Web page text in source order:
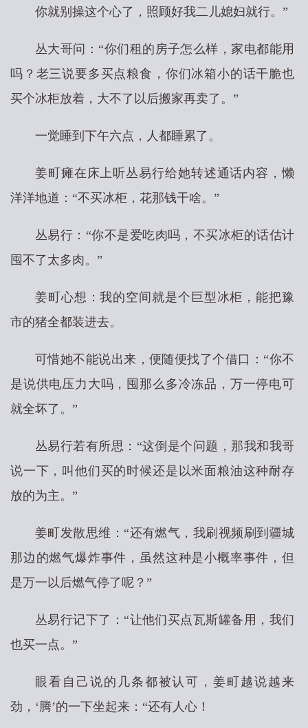
你就别操这个心了，照顾好我二儿媳妇就行。”
丛大哥问：“你们租的房子怎么样，家电都能用
吗？老三说要多买点粮食，你们冰箱小的话干脆也
买个冰柜放着，大不了以后搬家再卖了。”
一觉睡到下午六点，人都睡累了。
姜町瘫在床上听丛易行给她转述通话内容，懒
洋洋地道：“不买冰柜，花那钱干啥。”
丛易行：“你不是爱吃肉吗，不买冰柜的话估计
囤不了太多肉。”
姜町心想：我的空间就是个巨型冰柜，能把豫
市的猪全都装进去。
可惜她不能说出来，便随便找了个借口：“你不
是说供电压力大吗，囤那么多冷冻品，万一停电可
就全坏了。”
丛易行若有所思：“这倒是个问题，那我和我哥
说一下，叫他们买的时候还是以米面粮油这种耐存
放的为主。”
姜町发散思维：“还有燃气，我刷视频刷到疆城
那边的燃气爆炸事件，虽然这种是小概率事件，但
是万一以后燃气停了呢？”
丛易行记下了：“让他们买点瓦斯罐备用，我们
也买一点。”
眼看自己说的几条都被认可，姜町越说越来
劲，‘腾’的一下坐起来：“还有人心！